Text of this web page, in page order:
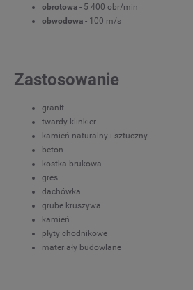
obrotowa - 5 400 obr/min
obwodowa - 100 m/s
Zastosowanie
granit
twardy klinkier
kamień naturalny i sztuczny
beton
kostka brukowa
gres
dachówka
grube kruszywa
kamień
płyty chodnikowe
materiały budowlane